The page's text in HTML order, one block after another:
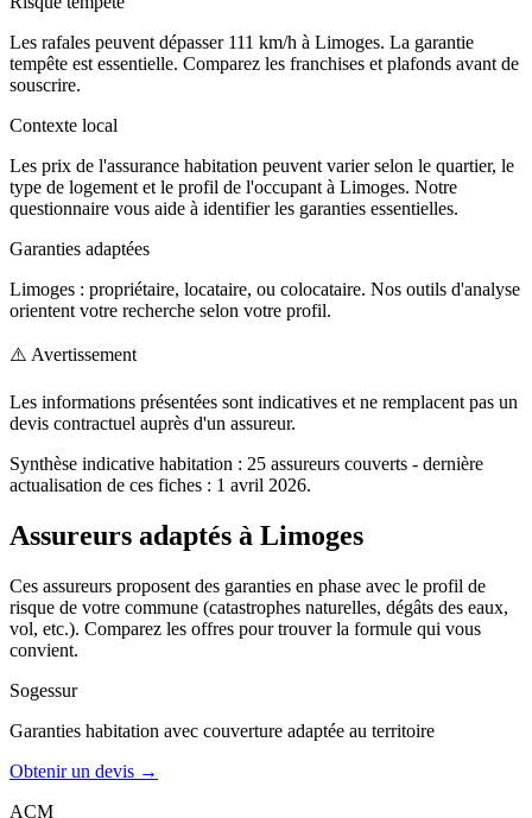
Les rafales peuvent dépasser 111 km/h à Limoges. La garantie
tempête est essentielle. Comparez les franchises et plafonds avant de
souscrire.
Contexte local
Les prix de l'assurance habitation peuvent varier selon le quartier, le
type de logement et le profil de l'occupant à Limoges. Notre
questionnaire vous aide à identifier les garanties essentielles.
Garanties adaptées
Limoges : propriétaire, locataire, ou colocataire. Nos outils d'analyse
orientent votre recherche selon votre profil.
⚠️ Avertissement
Les informations présentées sont indicatives et ne remplacent pas un
devis contractuel auprès d'un assureur.
Synthèse indicative habitation : 25 assureurs couverts - dernière
actualisation de ces fiches : 1 avril 2026.
Assureurs adaptés à Limoges
Ces assureurs proposent des garanties en phase avec le profil de
risque de votre commune (catastrophes naturelles, dégâts des eaux,
vol, etc.). Comparez les offres pour trouver la formule qui vous
convient.
Sogessur
Garanties habitation avec couverture adaptée au territoire
Obtenir un devis →
ACM